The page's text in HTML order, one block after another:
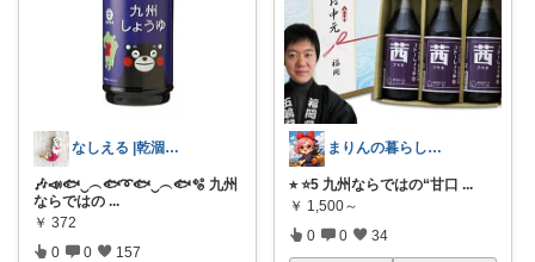
なしえる |乾涸びたマーメイド
🎶📣🐟‿︵🐟➰🐟‿︵🐟🫧 九州
ならではの ...
￥ 372
0 0 157
まりんの暮らしと体整え癒しROOM🌈
⭐︎ ⭐️5 九州ならではの“甘口 ...
￥ 1,500～
0 0 34